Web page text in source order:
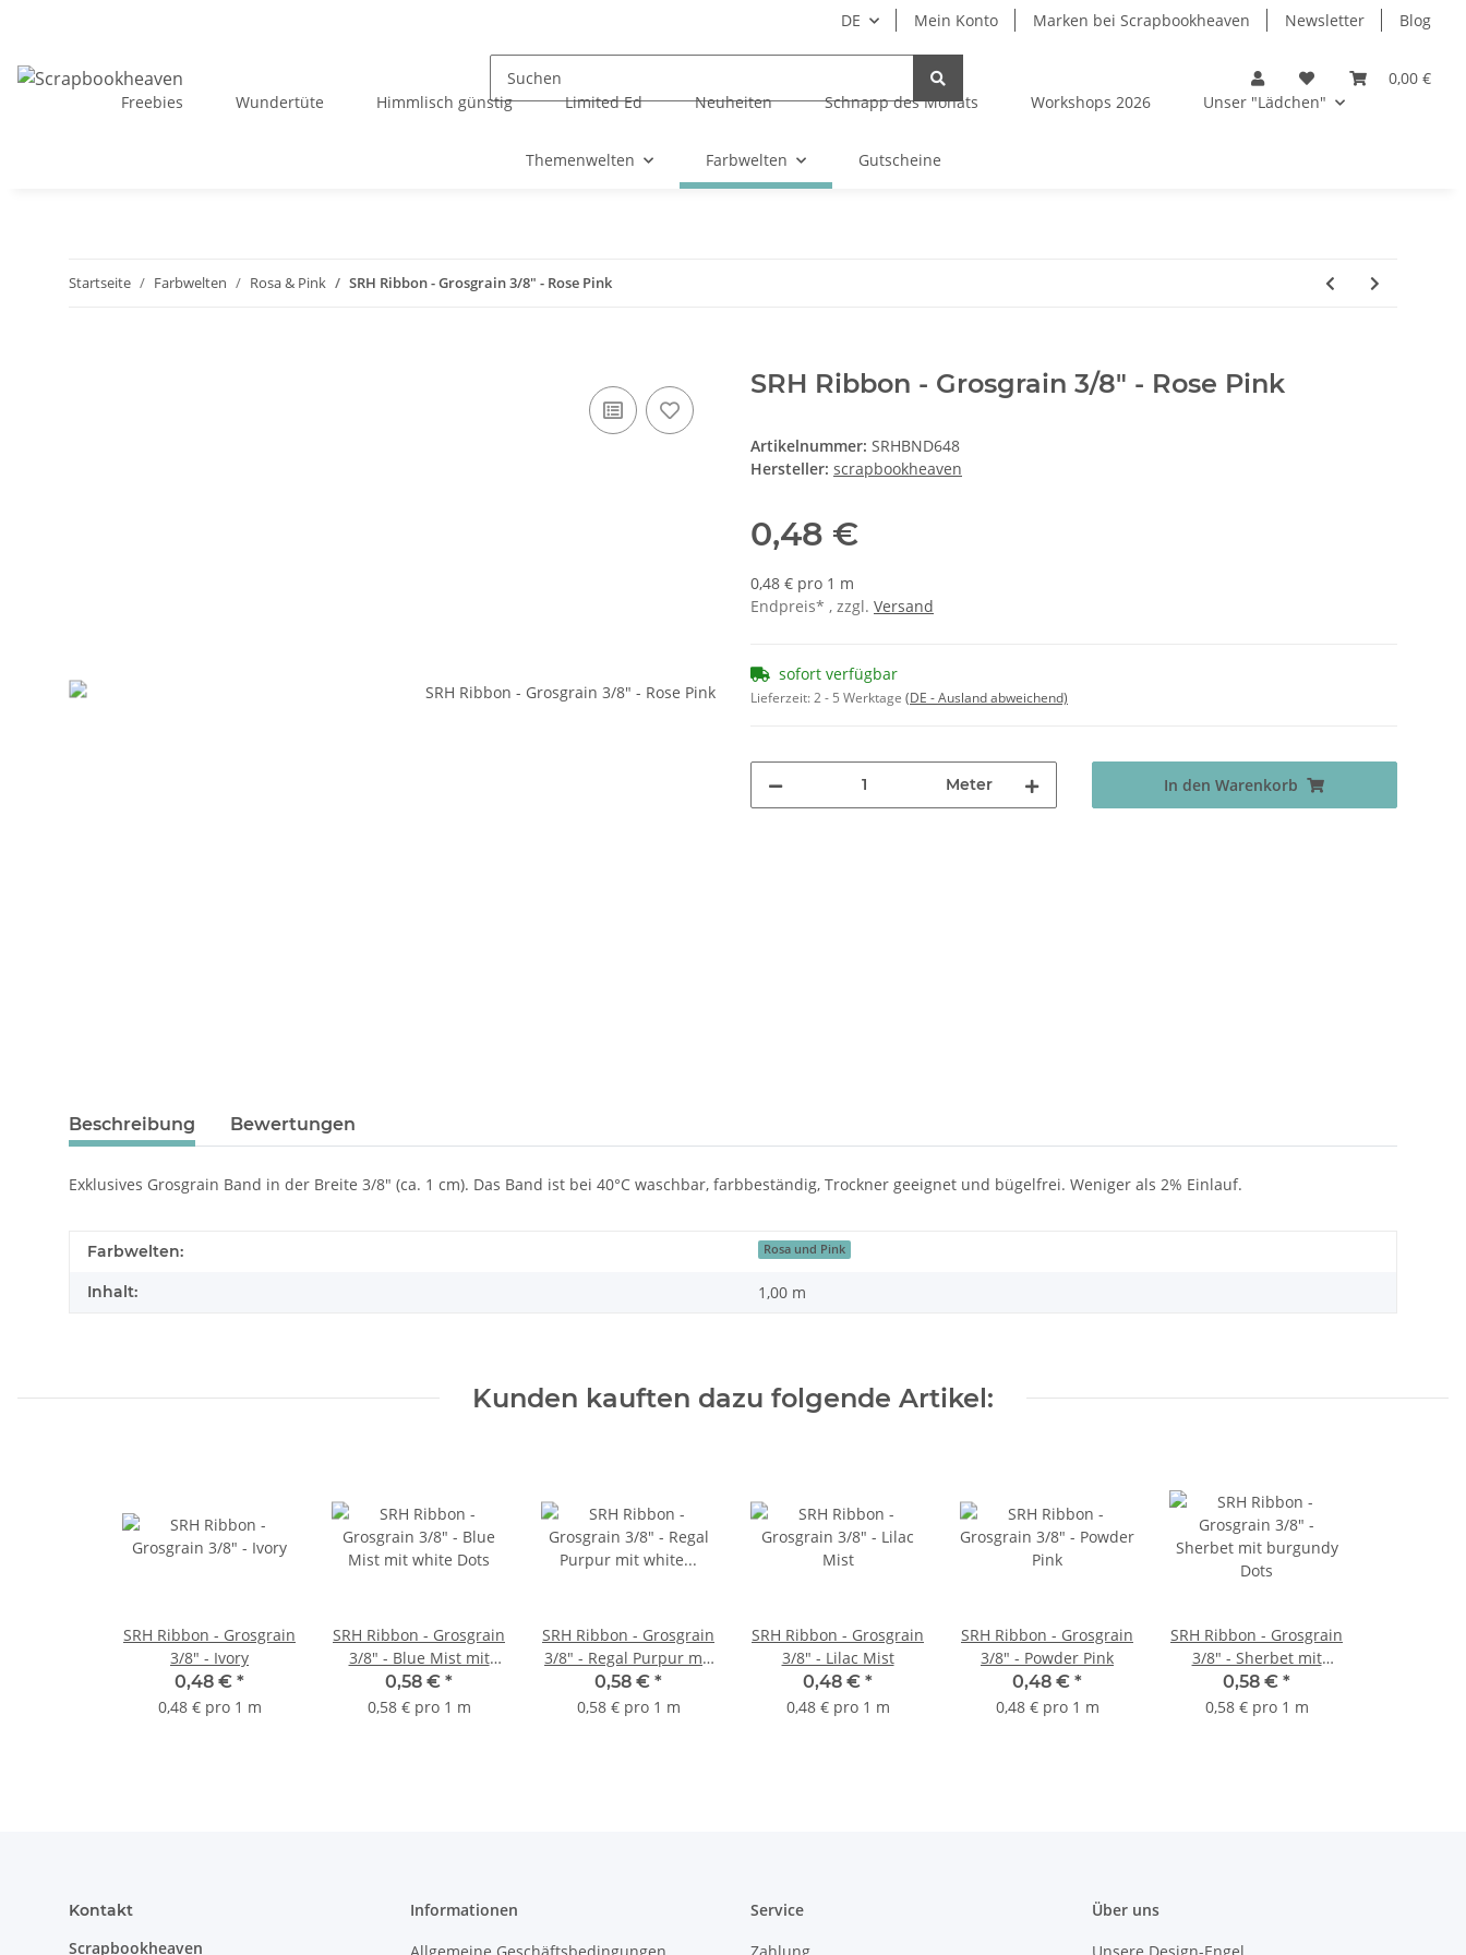
DE Mein Konto Marken bei Scrapbookheaven Newsletter Blog
0,00 €
Freebies
Wundertüte Himmlisch günstig Limited Ed Neuheiten Schnapp des Monats Workshops 2026 Unser "Lädchen"
Themenwelten Farbwelten Gutscheine
Startseite Farbwelten Rosa & Pink SRH Ribbon - Grosgrain 3/8" - Rose Pink
SRH Ribbon - Grosgrain 3/8" - Rose Pink
Artikelnummer: SRHBND648
Hersteller: scrapbookheaven
0,48 €
0,48 € pro 1 m
Endpreis* , zzgl. Versand
sofort verfügbar
Lieferzeit:2 - 5 Werktage (DE - Ausland abweichend)
Meter In den Warenkorb
Beschreibung Bewertungen
Exklusives Grosgrain Band in der Breite 3/8" (ca. 1 cm). Das Band ist bei 40°C waschbar, farbbeständig, Trockner geeignet und bügelfrei. Weniger als 2% Einlauf.
Farbwelten: Rosa und Pink
Inhalt: 1,00 m
Kunden kauften dazu folgende Artikel:
SRH Ribbon - Grosgrain
3/8" - Ivory
0,48 € *
0,48 € pro 1 m
SRH Ribbon - Grosgrain
3/8" - Blue Mist mit
white Dots
0,58 € *
0,58 € pro 1 m
SRH Ribbon - Grosgrain
3/8" - Regal Purpur mit
white Dots
0,58 € *
0,58 € pro 1 m
SRH Ribbon - Grosgrain
3/8" - Lilac Mist
0,48 € *
0,48 € pro 1 m
SRH Ribbon - Grosgrain
3/8" - Powder Pink
0,48 € *
0,48 € pro 1 m
SRH Ribbon - Grosgrain
3/8" - Sherbet mit
burgundy Dots
0,58 € *
0,58 € pro 1 m
Kontakt
Scrapbookheaven
Informationen Service Über uns